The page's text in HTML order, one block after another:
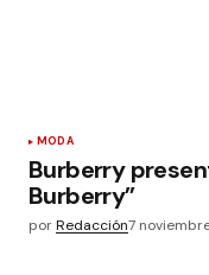
MODA
Burberry
Burberry”
porRedacción7